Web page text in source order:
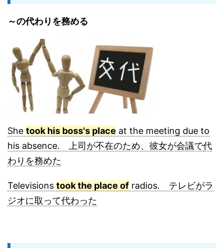
～の代わりを務める
She took his boss's place at the meeting due to
his absence. 上司が不在のため、彼女が会議で代
わりを務めた
Televisions took the place of radios. テレビがラ
ジオに取って代わった